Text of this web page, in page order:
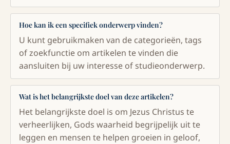
Hoe kan ik een specifiek onderwerp vinden?
U kunt gebruikmaken van de categorieën, tags
of zoekfunctie om artikelen te vinden die
aansluiten bij uw interesse of studieonderwerp.
Wat is het belangrijkste doel van deze artikelen?
Het belangrijkste doel is om Jezus Christus te
verheerlijken, Gods waarheid begrijpelijk uit te
leggen en mensen te helpen groeien in geloof,